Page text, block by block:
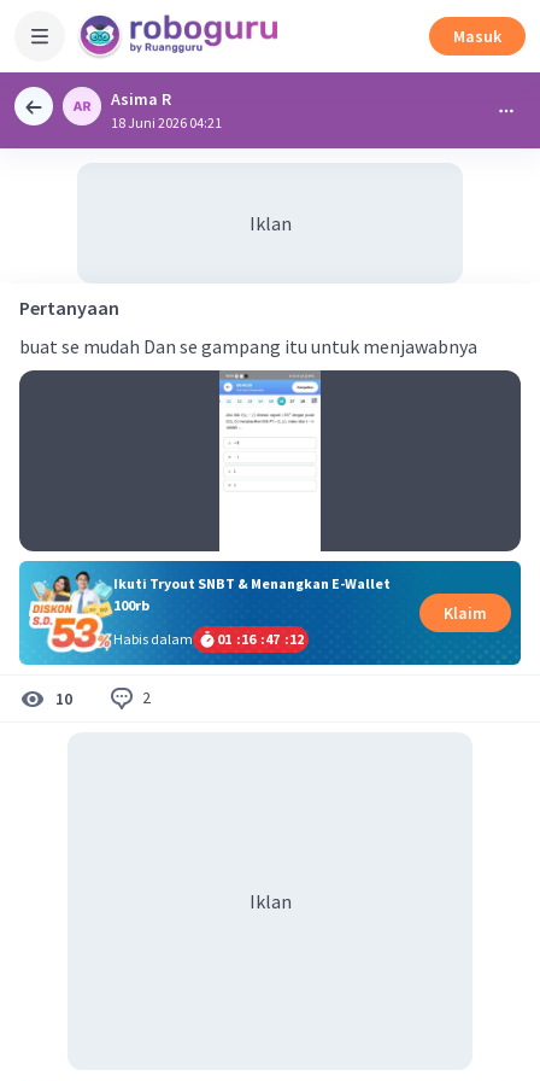
Masuk
Asima R
18 Juni 2026 04:21
Iklan
Pertanyaan
buat se mudah Dan se gampang itu untuk menjawabnya
Ikuti Tryout SNBT & Menangkan E-Wallet
100rb
Habis dalam
01 :16 :47 :11
Klaim
10 2
Iklan